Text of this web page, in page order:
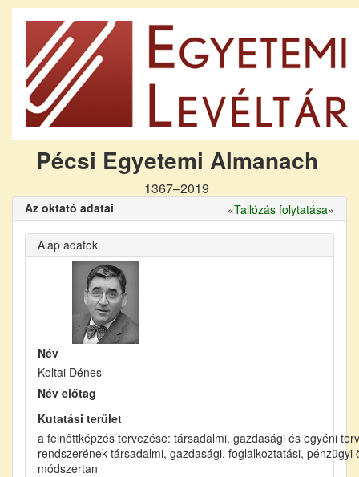
Pécsi Egyetemi Almanach
1367–2019
Az oktató adatai «Tallózás folytatása»
Alap adatok
Név
Koltai Dénes
Név előtag
Kutatási terület
a felnőttképzés tervezése: társadalmi, gazdasági és egyéni
rendszerének társadalmi, gazdasági, foglalkoztatási, pénzügyi
módszertan